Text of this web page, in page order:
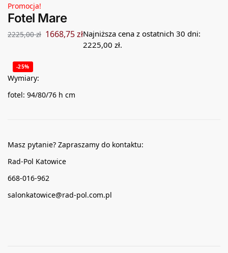
Promocja!
Fotel Mare
2225,00zł 1668,75złNajniższa cena z ostatnich 30 dni:
2225,00 zł.
-25%
Wymiary:
fotel: 94/80/76 h cm
Masz pytanie? Zapraszamy do kontaktu:
Rad-Pol Katowice
668-016-962
salonkatowice@rad-pol.com.pl